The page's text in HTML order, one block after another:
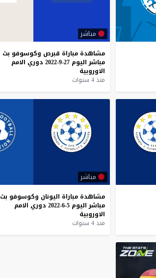
مباشر
مشاهدة مباراة قبرص وكوسوفو بث
مباشر اليوم 27-9-2022 دوري الامم
الاوروبية
منذ 4 سنوات
مباشر
مشاهدة مباراة اليونان وكوسوفو بث
مباشر اليوم 5-6-2022 دوري الامم
الاوروبية
منذ 4 سنوات